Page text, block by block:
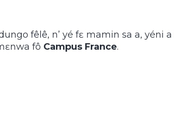
fêlê, n’ yé fɛ mamin sa a, yéni
fô Campus France.